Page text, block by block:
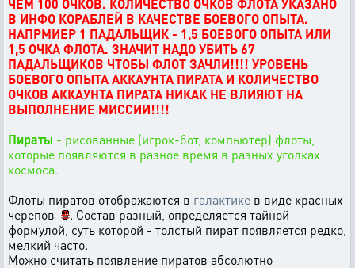
ЧЕМ 100 ОЧКОВ. КОЛИЧЕСТВО ОЧКОВ ФЛОТА УКАЗАНО
В ИНФО КОРАБЛЕЙ В КАЧЕСТВЕ БОЕВОГО ОПЫТА.
НАПРМИЕР 1 ПАДАЛЬЩИК - 1,5 БОЕВОГО ОПЫТА ИЛИ
1,5 ОЧКА ФЛОТА. ЗНАЧИТ НАДО УБИТЬ 67
ПАДАЛЬЩИКОВ ЧТОБЫ ФЛОТ ЗАЧЛИ!!!! УРОВЕНЬ
БОЕВОГО ОПЫТА АККАУНТА ПИРАТА И КОЛИЧЕСТВО
ОЧКОВ АККАУНТА ПИРАТА НИКАК НЕ ВЛИЯЮТ НА
ВЫПОЛНЕНИЕ МИССИИ!!!!
Пираты - рисованные (игрок-бот, компьютер) флоты,
которые появляются в разное время в разных уголках
космоса.
Флоты пиратов отображаются в галактике в виде красных
черепов
. Состав разный, определяется тайной
формулой, суть которой - толстый пират появляется редко,
мелкий часто.
Можно считать появление пиратов абсолютно